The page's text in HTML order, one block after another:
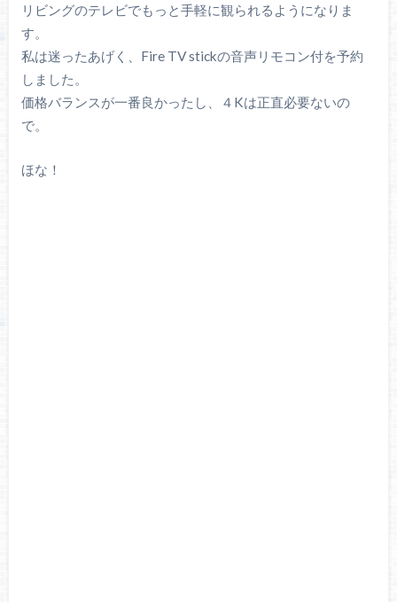
リビングのテレビでもっと手軽に観られるようになりま
す。
私は迷ったあげく、Fire TV stickの音声リモコン付を予約
しました。
価格バランスが一番良かったし、４Kは正直必要ないの
で。
ほな！